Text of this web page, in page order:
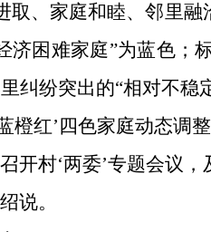
、家庭和睦、邻里
济困难家庭”为蓝色；
纠纷突出的“相对不稳
橙红’四色家庭动态
开村‘两委’专题会议
说。